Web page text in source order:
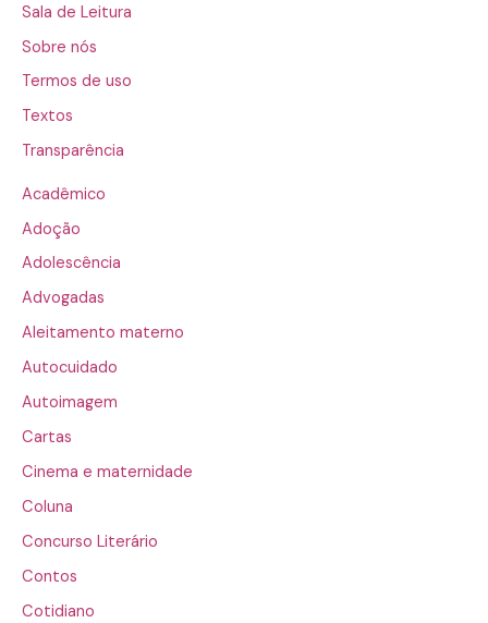
Sala de Leitura
Sobre nós
Termos de uso
Textos
Transparência
Acadêmico
Adoção
Adolescência
Advogadas
Aleitamento materno
Autocuidado
Autoimagem
Cartas
Cinema e maternidade
Coluna
Concurso Literário
Contos
Cotidiano